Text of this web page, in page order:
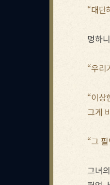
“대
멍하
“우리
“이상
그게
그녀